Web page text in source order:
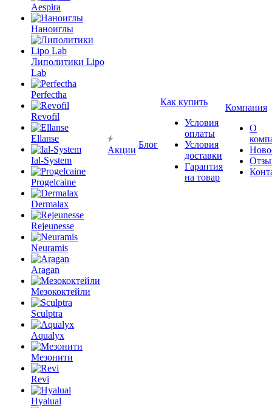
Aespira
Наноиглы
Липолитики Lipo
Lab
Perfectha
Revofil
Ellanse
Ial-System
Progelcaine
Dermalax
Rejeunesse
Neuramis
Aragan
Мезококтейли
Sculptra
Aqualyx
Мезонити
Revi
Hyalual
Акции
Блог
Как купить
Условия
оплаты
Условия
доставки
Гарантия
на товар
Компания
О